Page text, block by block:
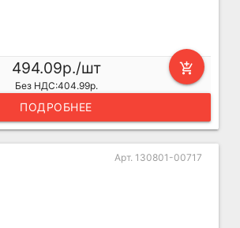
add_shopping_cart
494.09р./шт
Без НДС:404.99р.
ПОДРОБНЕЕ
Арт. 130801-00717